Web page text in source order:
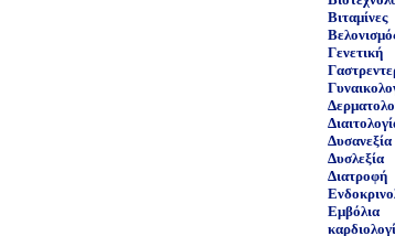
Βιταμίνες
Γενετική
Δυσανεξία
Δυσλεξία
Διατροφή
Εμβόλια